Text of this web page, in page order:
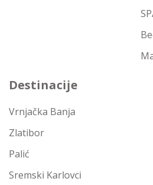
Destinacije
Vrnjačka Banja
Zlatibor
Palić
Sremski Karlovci